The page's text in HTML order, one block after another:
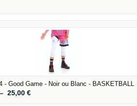
- Good Game - Noir ou Blanc - BASKETBALL
– 25,00€